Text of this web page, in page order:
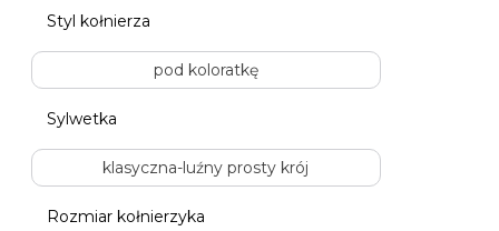
Styl kołnierza
pod koloratkę
Sylwetka
klasyczna-luźny prosty krój
Rozmiar kołnierzyka